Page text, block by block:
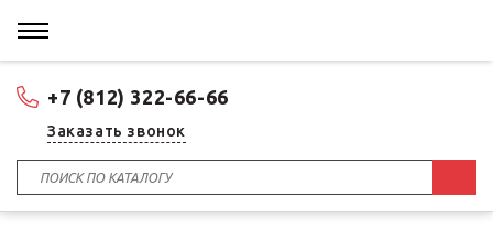
+7 (812) 322-66-66
Заказать звонок